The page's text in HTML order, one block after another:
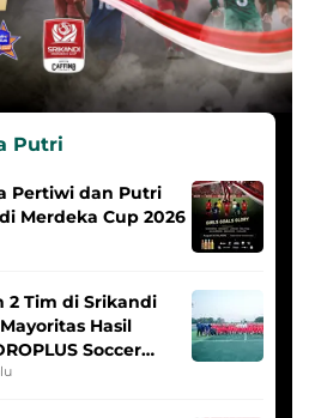
Putri
Pertiwi dan Putri
Merdeka Cup 2026
2 Tim di Srikandi
Hasil
Soccer